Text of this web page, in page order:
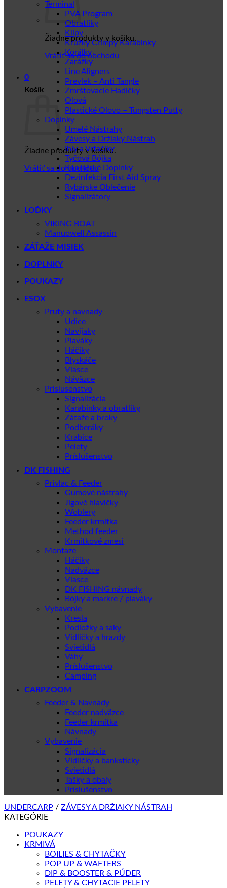
Žiadne produkty v košíku.
Vrátiť sa do obchodu
0
Košík
Žiadne produkty v košíku.
Vrátiť sa do obchodu
Terminal
PVA Program
Obratlíky
Klipy
Krúžky Crimpy Karabinky
Korálky
Zarážky
Line Aligners
Prevlek – Anti Tangle
Zmršťovacie Hadičky
Olová
Plastické Olovo – Tungsten Putty
Doplnky
Umelé Nástrahy
Závesy a Držiaky Nástrah
Ihly a Vrtačiky
Tyčová Bójka
Kaprářské Doplnky
Dezinfekcia First Aid Spray
Rybárske Oblečenie
Signalizátory
LOĎKY
VIKING BOAT
Manuowell Assassin
ZÁŤAŽE MISIEK
DOPLNKY
POUKAZY
ESOX
Pruty a navnady
Udice
Navijaky
Plaváky
Háčiky
Blyskáče
Vlasce
Náväzce
Prislusenstvo
Signalizácia
Karabinky a obratlíky
Záťaže a broky
Podberáky
Krabice
Pelety
Príslušenstvo
DK FISHING
Privlac & Feeder
Gumové nástrahy
Jigové hlavičky
Woblery
Feeder krmítka
Method feeder
Krmítkové zmesi
Montaze
Háčiky
Nadväzce
Vlasce
DK FISHING návnady
Bójky a markre / plaváky
Vybavenie
Kresla
Podložky a saky
Vidličky a hrazdy
Svietidlá
Váhy
Príslušenstvo
Camping
CARPZOOM
Feeder & Navnady
Feeder nadväzce
Feeder krmítka
Návnady
Vybavenie
Signalizácia
Vidličky a banksticky
Svietidlá
Tašky a obaly
Príslušenstvo
UNDERCARP / ZÁVESY A DRŽIAKY NÁSTRAH
KATEGÓRIE
POUKAZY
KRMIVÁ
BOILIES & CHYTAČKY
POP UP & WAFTERS
DIP & BOOSTER & PÚDER
PELETY & CHYTACIE PELETY